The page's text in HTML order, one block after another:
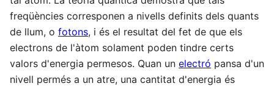
freqüències corresponen a nivells definits dels quants
de llum, o fotons, i és el resultat del fet de que els
electrons de l'àtom solament poden tindre certs
valors d'energia permesos. Quan un electró pansa d'un
nivell permés a un atre, una cantitat d'energia és